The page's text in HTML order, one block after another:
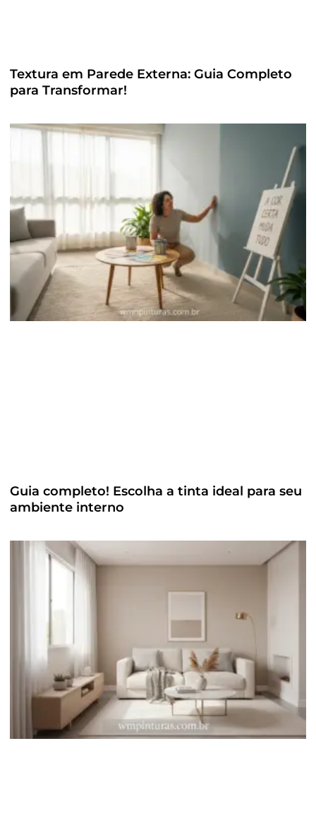
Textura em Parede Externa: Guia Completo
para Transformar!
Guia completo! Escolha a tinta ideal para seu
ambiente interno